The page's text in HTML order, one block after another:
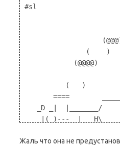
#sl
               (    )
            (@@@@)
          (   )
====
_D _|  |_______/
|(_)---  |
|      |  |   H
Жаль что она не